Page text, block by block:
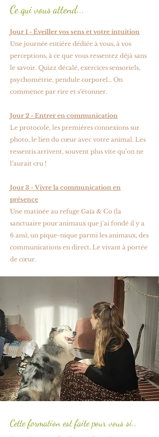
Ce qui vous attend...
Jour 1 - Éveiller vos sens et votre intuition
Une journée entière dédiée à vous, à vos
perceptions, à ce que vous ressentez déjà sans
le savoir. Quizz décalé, exercices sensoriels,
psychométrie, pendule corporel… On
commence par rire et s’étonner.
Jour 2 - Entrer en communication
Le protocole, les premières connexions sur
photo, le lien du cœur avec votre animal. Les
ressentis arrivent, souvent plus vite qu’on ne
l’aurait cru !
Jour 3 - Vivre la communication en
présence
Une matinée au refuge Gaïa & Co (la
sanctuaire pour animaux que j'ai fondé il y a
6 ans), un pique-nique parmi les animaux, des
communications en direct. Le vivant à portée
de cœur.
Cette formation est faite pour vous si…